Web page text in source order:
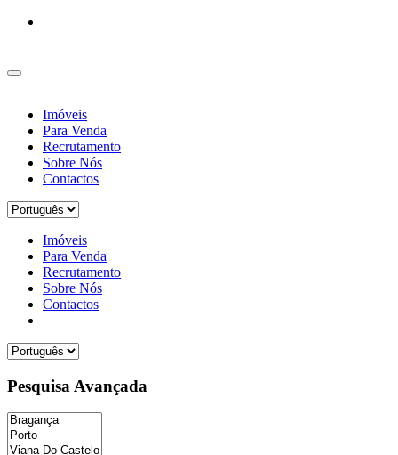
Imóveis
Para Venda
Recrutamento
Sobre Nós
Contactos
Imóveis
Para Venda
Recrutamento
Sobre Nós
Contactos
Pesquisa Avançada